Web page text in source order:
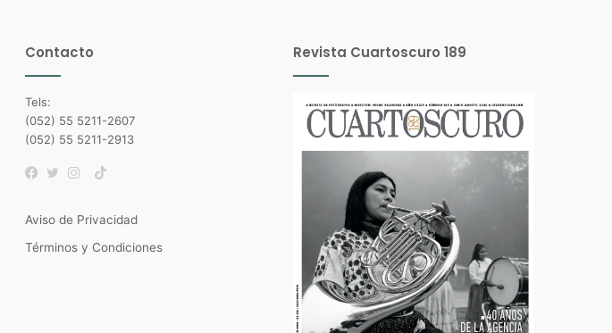
Contacto
Tels:
(052) 55 5211-2607
(052) 55 5211-2913
TikTok
Aviso de Privacidad
Términos y Condiciones
Revista Cuartoscuro 189